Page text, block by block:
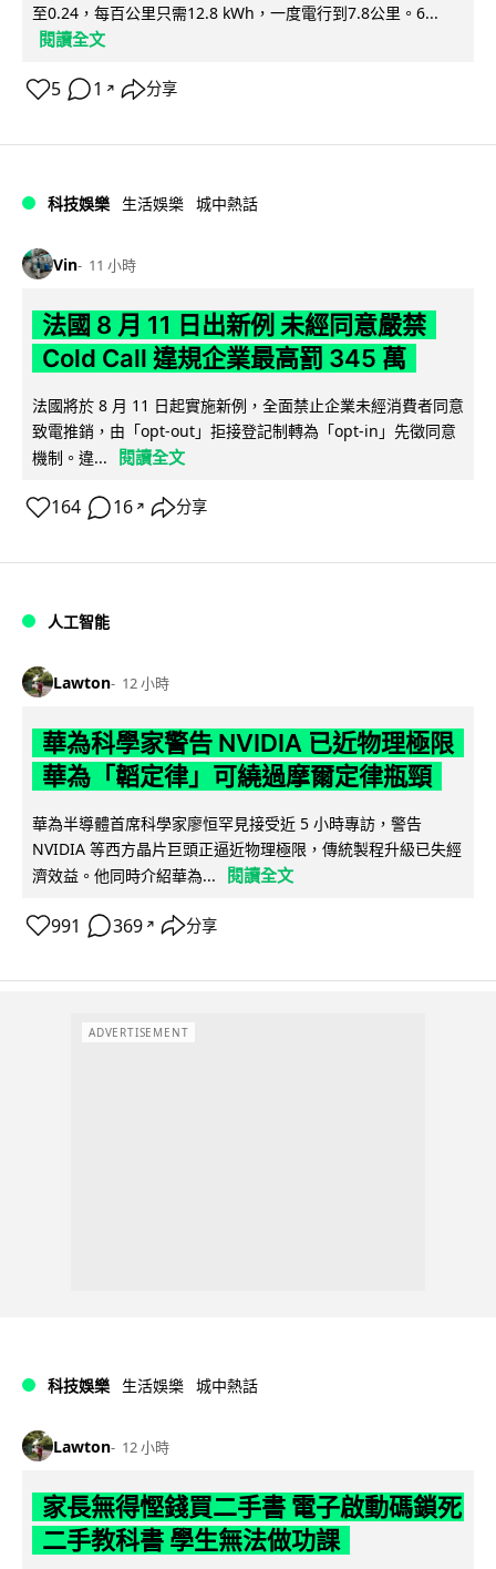
至0.24，每百公里只需12.8 kWh，一度電行到7.8公里。6...
閱讀全文
5 1 ↗ 分享
科技娛樂 生活娛樂 城中熱話
Vin 11 小時
法國 8 月 11 日出新例 未經同意嚴禁
Cold Call 違規企業最高罰 345 萬
法國將於 8 月 11 日起實施新例，全面禁止企業未經消費者同意
致電推銷，由「opt-out」拒接登記制轉為「opt-in」先徵同意
機制。違...
閱讀全文
164 16 ↗ 分享
人工智能
Lawton 12 小時
華為科學家警告 NVIDIA 已近物理極限
華為「韜定律」可繞過摩爾定律瓶頸
華為半導體首席科學家廖恒罕見接受近 5 小時專訪，警告
NVIDIA 等西方晶片巨頭正逼近物理極限，傳統製程升級已失經
濟效益。他同時介紹華為...
閱讀全文
991 369 ↗ 分享
ADVERTISEMENT
科技娛樂 生活娛樂 城中熱話
Lawton 12 小時
家長無得慳錢買二手書 電子啟動碼鎖死
二手教科書 學生無法做功課